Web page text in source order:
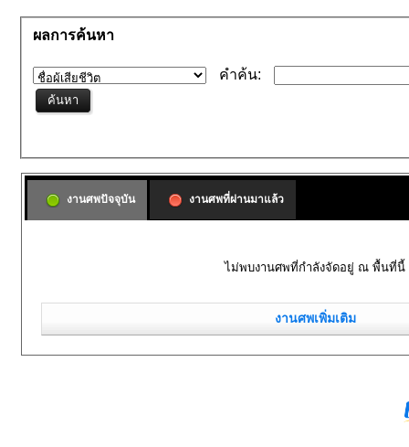
ผลการค้นหา
คำค้น:
งานศพปัจจุบัน งานศพที่ผ่านมาแล้ว
ไม่พบงานศพที่กำลังจัดอยู่ ณ พื้นที่นี้
งานศพเพิ่มเติม